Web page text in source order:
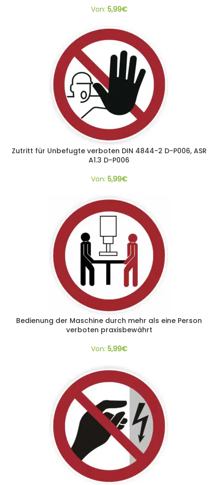
Von: 5,99€
Zutritt für Unbefugte verboten DIN 4844-2 D-P006, ASR
A1.3 D-P006
Von: 5,99€
Bedienung der Maschine durch mehr als eine Person
verboten praxisbewährt
Von: 5,99€